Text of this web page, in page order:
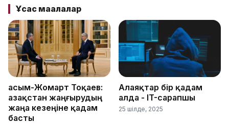
Ұқсас мақалалар
Қасым-Жомарт Тоқаев:
Қазақстан жаңғырудың
жаңа кезеңіне қадам
басты
Алаяқтар бір қадам
алда - IT-сарапшы
25 шілде, 2025